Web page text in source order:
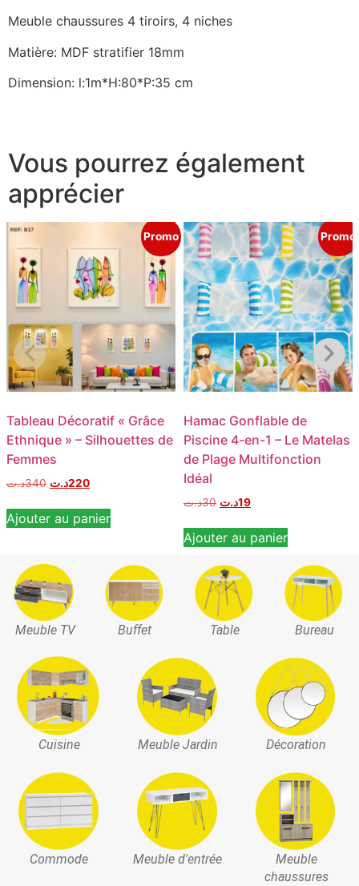
Meuble chaussures 4 tiroirs, 4 niches
Matière: MDF stratifier 18mm
Dimension: l:1m*H:80*P:35 cm
Vous pourrez également
apprécier
Promo
Tableau Décoratif « Grâce
Ethnique » – Silhouettes de
Femmes
340د.ت 220د.ت
Ajouter au panier
Promo
Hamac Gonflable de
Piscine 4-en-1 – Le Matelas
de Plage Multifonction
Idéal
30د.ت 19د.ت
Ajouter au panier
Meuble TV Buffet Table Bureau
Cuisine Meuble Jardin Décoration
Commode Meuble d'entrée
Meuble
chaussures